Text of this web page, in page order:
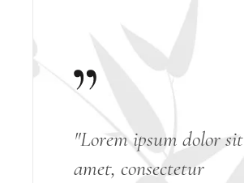
"Lorem ipsum dolor sit
amet, consectetur